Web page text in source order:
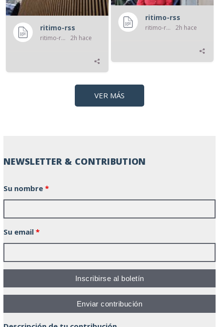
ritimo-rss
ritimo-rss 2h hace
ritimo-rss
ritimo-rss 2h hace
VER MÁS
NEWSLETTER & CONTRIBUTION
Su nombre *
Su email *